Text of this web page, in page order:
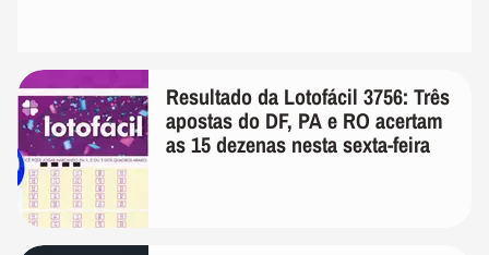
Resultado da Lotofácil 3756: Três
apostas do DF, PA e RO acertam
as 15 dezenas nesta sexta-feira